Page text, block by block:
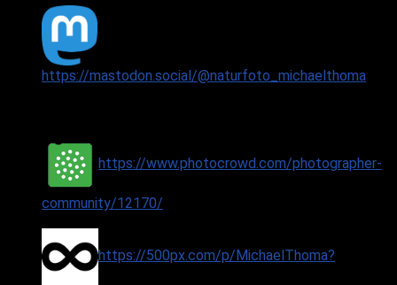
https://mastodon.social/@naturfoto_michaelthoma
https://www.photocrowd.com/photographer-
community/12170/
https://500px.com/p/MichaelThoma?